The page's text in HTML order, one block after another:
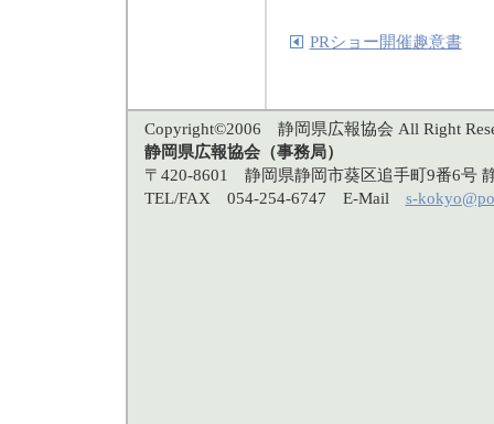
PRショー開催趣意書
Copyright©2006 静岡県広報協会 All Right
静岡県広報協会（事務局）
〒420-8601 静岡県静岡市葵区追手町9番6号
TEL/FAX 054-254-6747 E-Mail s-